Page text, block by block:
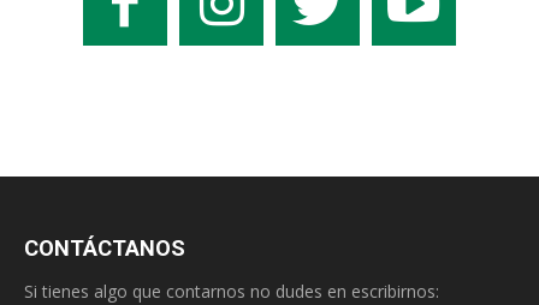
CONTÁCTANOS
Si tienes algo que contarnos no dudes en escribirnos: